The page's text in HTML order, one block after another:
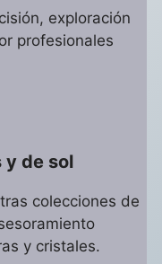
exploración
profesionales
y de sol
colecciones de
y cristales.